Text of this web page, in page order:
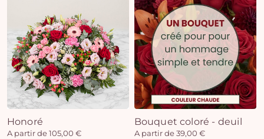
Honoré
A partir de 105,00 €
Bouquet coloré - deuil
A partir de 39,00 €